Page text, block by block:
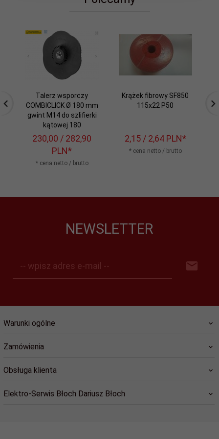
Talerz wsporczy
COMBICLICK Ø 180 mm
gwint M14 do szlifierki
kątowej 180
230,00 / 282,90
PLN*
* cena netto / brutto
Krążek fibrowy SF850
115x22 P50
2,15 / 2,64 PLN*
* cena netto / brutto
NEWSLETTER
-- wpisz adres e-mail --
Warunki ogólne
Zamówienia
Obsługa klienta
Elektro-Serwis Błoch Dariusz Błoch